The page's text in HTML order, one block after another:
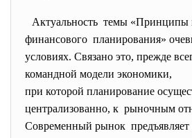
Актуальность темы «Принципы
финансового планирования»
условиях. Связано это, прежде
командной модели экономики,
при которой планирование
централизованно, к рыночным
Современный рынок предъявляет